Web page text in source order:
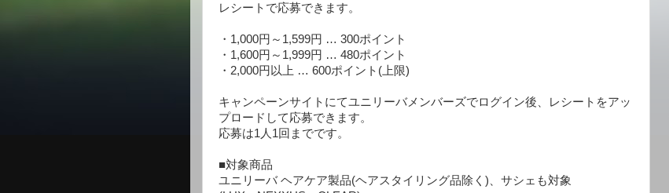
レシートで応募できます。
・1,000円～1,599円 … 300ポイント
・1,600円～1,999円 … 480ポイント
・2,000円以上 … 600ポイント(上限)
キャンペーンサイトにてユニリーバメンバーズでログイン後、レシートをアッ
プロードして応募できます。
応募は1人1回までです。
■対象商品
ユニリーバ ヘアケア製品(ヘアスタイリング品除く)、サシェも対象